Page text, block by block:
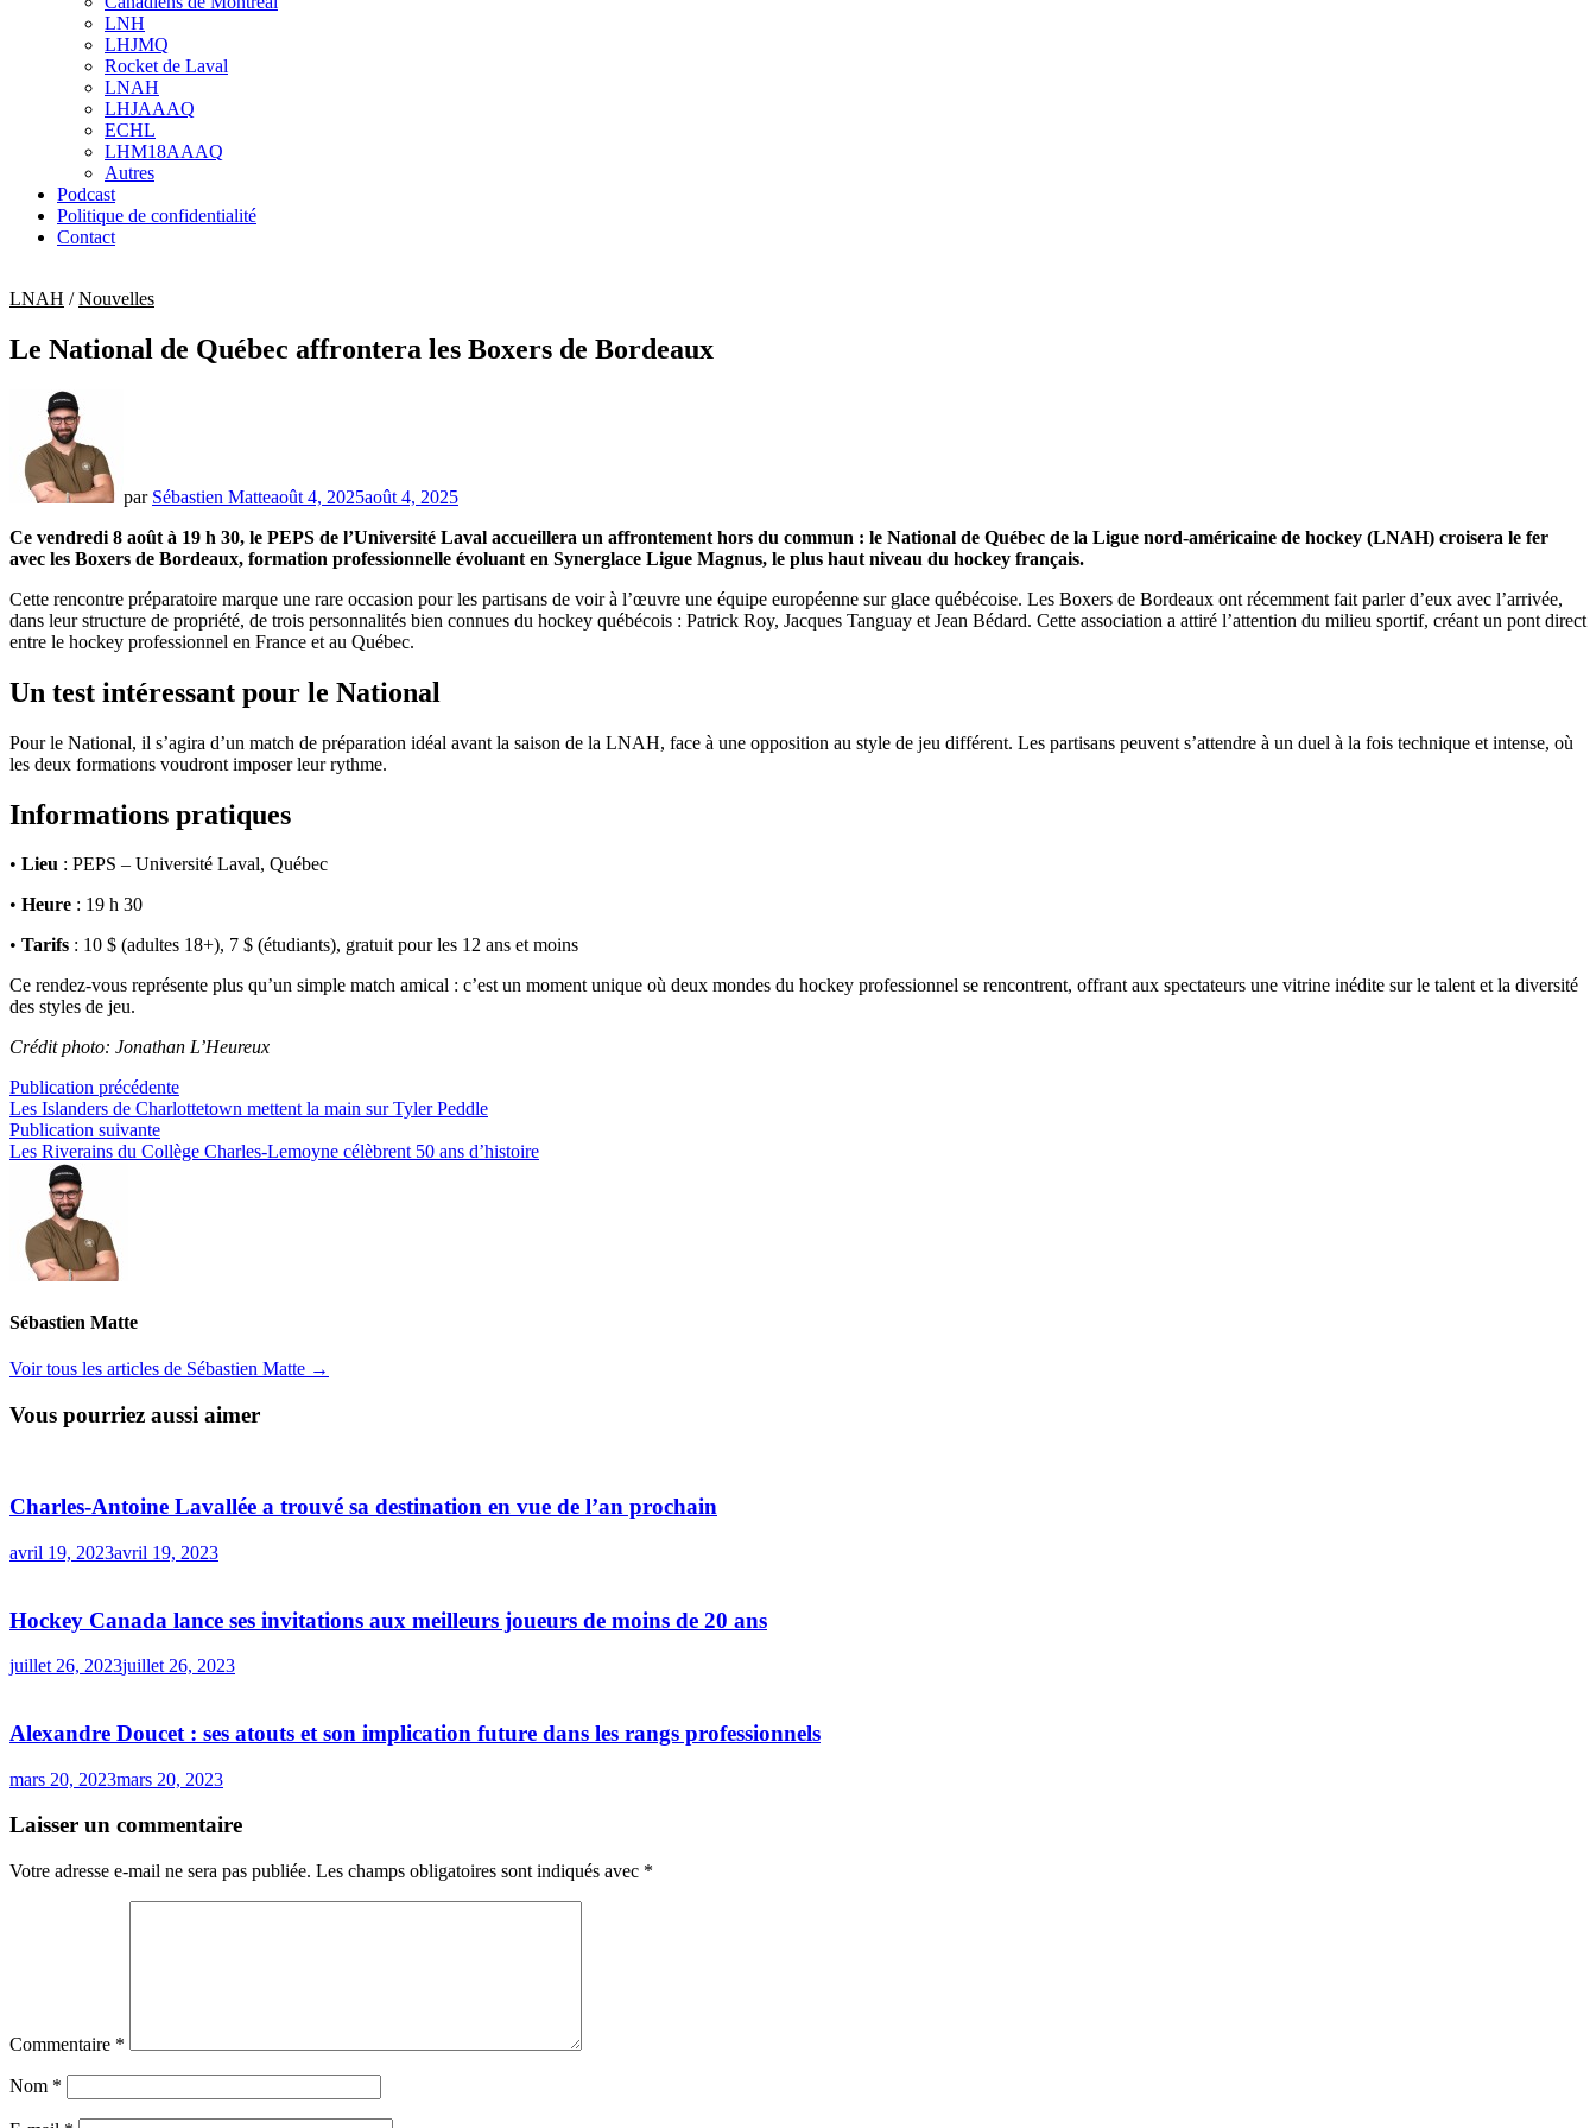
sub
menu
LNH
LHJMQ
Rocket de Laval
LNAH
LHJAAAQ
ECHL
LHM18AAAQ
Autres
Podcast
Politique de confidentialité
Contact
LNAH /Nouvelles
Le National de Québec affrontera les Boxers de Bordeaux
par Sébastien Matteaoût 4, 2025août 4, 2025
Ce vendredi 8 août à 19 h 30, le PEPS de l’Université Laval accueillera un affrontement hors du commun : le National de Québec de la Ligue nord-américaine de hockey (LNAH) croisera le fer
avec les Boxers de Bordeaux, formation professionnelle évoluant en Synerglace Ligue Magnus, le plus haut niveau du hockey français.
Cette rencontre préparatoire marque une rare occasion pour les partisans de voir à l’œuvre une équipe européenne sur glace québécoise. Les Boxers de Bordeaux ont récemment fait parler d’eux avec l’arrivée,
dans leur structure de propriété, de trois personnalités bien connues du hockey québécois : Patrick Roy, Jacques Tanguay et Jean Bédard. Cette association a attiré l’attention du milieu sportif, créant un pont direct
entre le hockey professionnel en France et au Québec.
Un test intéressant pour le National
Pour le National, il s’agira d’un match de préparation idéal avant la saison de la LNAH, face à une opposition au style de jeu différent. Les partisans peuvent s’attendre à un duel à la fois technique et intense, où
les deux formations voudront imposer leur rythme.
Informations pratiques
• Lieu : PEPS – Université Laval, Québec
• Heure : 19 h 30
• Tarifs : 10 $ (adultes 18+), 7 $ (étudiants), gratuit pour les 12 ans et moins
Ce rendez-vous représente plus qu’un simple match amical : c’est un moment unique où deux mondes du hockey professionnel se rencontrent, offrant aux spectateurs une vitrine inédite sur le talent et la diversité
des styles de jeu.
Crédit photo: Jonathan L’Heureux
Navigation
de
l’article
Publication précédentePublication
précédente :
Les Islanders de Charlottetown mettent la main sur Tyler Peddle
Publication suivantePublication
suivante :
Les Riverains du Collège Charles-Lemoyne célèbrent 50 ans d’histoire
Sébastien Matte
Voir tous les articles de Sébastien Matte →
Vous pourriez aussi aimer
Charles-Antoine Lavallée a trouvé sa destination en vue de l’an prochain
avril 19, 2023avril 19, 2023
Hockey Canada lance ses invitations aux meilleurs joueurs de moins de 20 ans
juillet 26, 2023juillet 26, 2023
Alexandre Doucet : ses atouts et son implication future dans les rangs professionnels
mars 20, 2023mars 20, 2023
Laisser un commentaire
Votre adresse e-mail ne sera pas publiée. Les champs obligatoires sont indiqués avec *
Commentaire *
Nom *